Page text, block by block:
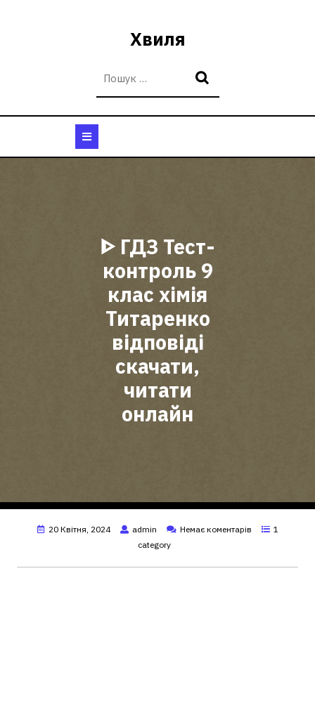
Хвиля
ᐈ ГДЗ Тест-
контроль 9
клас хімія
Титаренко
відповіді
скачати,
читати
онлайн
20 Квітня, 2024 admin Немає коментарів
1
category